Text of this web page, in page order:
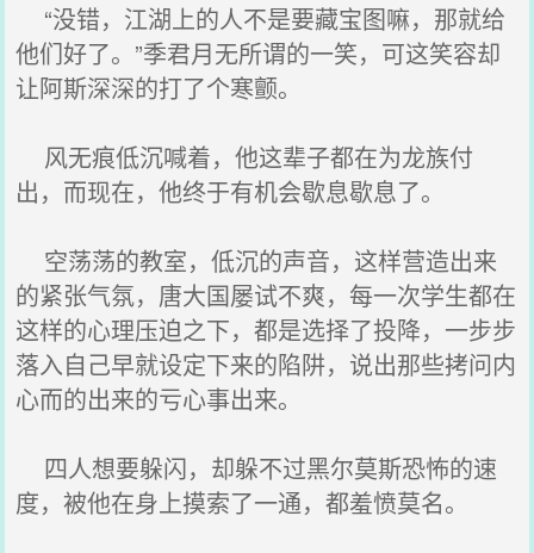
“没错，江湖上的人不是要藏宝图嘛，那就给
他们好了。”季君月无所谓的一笑，可这笑容却
让阿斯深深的打了个寒颤。
风无痕低沉喊着，他这辈子都在为龙族付
出，而现在，他终于有机会歇息歇息了。
空荡荡的教室，低沉的声音，这样营造出来
的紧张气氛，唐大国屡试不爽，每一次学生都在
这样的心理压迫之下，都是选择了投降，一步步
落入自己早就设定下来的陷阱，说出那些拷问内
心而的出来的亏心事出来。
四人想要躲闪，却躲不过黑尔莫斯恐怖的速
度，被他在身上摸索了一通，都羞愤莫名。